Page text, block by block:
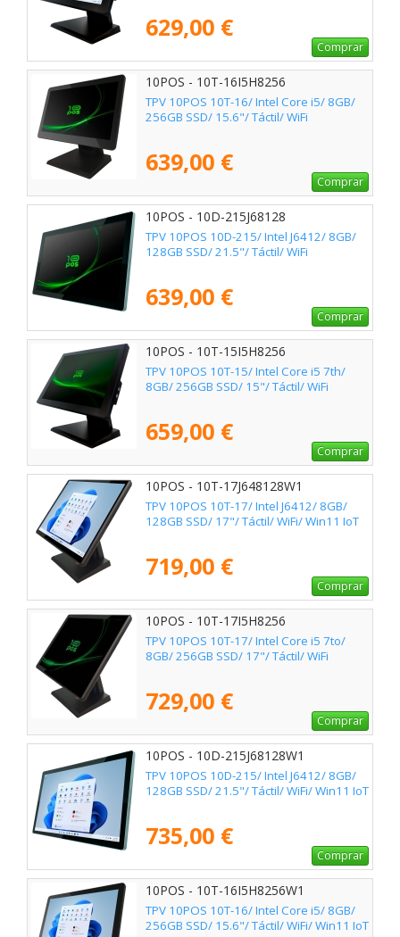
629,00 €
Comprar
10POS - 10T-16I5H8256
TPV 10POS 10T-16/ Intel Core i5/ 8GB/
256GB SSD/ 15.6"/ Táctil/ WiFi
639,00 €
Comprar
10POS - 10D-215J68128
TPV 10POS 10D-215/ Intel J6412/ 8GB/
128GB SSD/ 21.5"/ Táctil/ WiFi
639,00 €
Comprar
10POS - 10T-15I5H8256
TPV 10POS 10T-15/ Intel Core i5 7th/
8GB/ 256GB SSD/ 15"/ Táctil/ WiFi
659,00 €
Comprar
10POS - 10T-17J648128W1
TPV 10POS 10T-17/ Intel J6412/ 8GB/
128GB SSD/ 17"/ Táctil/ WiFi/ Win11 IoT
719,00 €
Comprar
10POS - 10T-17I5H8256
TPV 10POS 10T-17/ Intel Core i5 7to/
8GB/ 256GB SSD/ 17"/ Táctil/ WiFi
729,00 €
Comprar
10POS - 10D-215J68128W1
TPV 10POS 10D-215/ Intel J6412/ 8GB/
128GB SSD/ 21.5"/ Táctil/ WiFi/ Win11 IoT
735,00 €
Comprar
10POS - 10T-16I5H8256W1
TPV 10POS 10T-16/ Intel Core i5/ 8GB/
256GB SSD/ 15.6"/ Táctil/ WiFi/ Win11 IoT